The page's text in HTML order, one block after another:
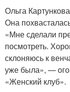
Ольга
Она
«Мне сделали
посмотреть.
склоняюсь к
уже была», —
«Женский клуб».